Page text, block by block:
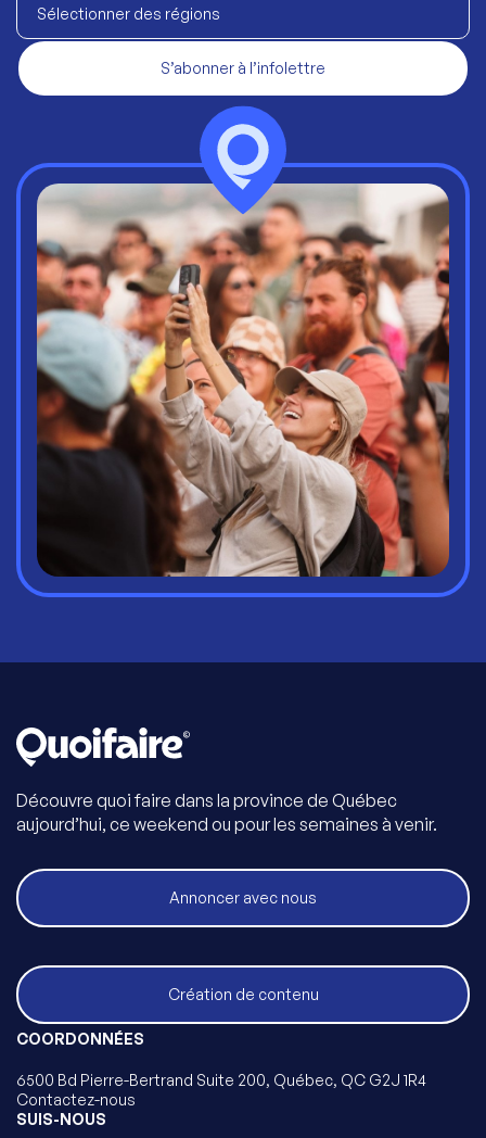
Sélectionner des régions
S’abonner à l’infolettre
Découvre quoi faire dans la province de Québec
aujourd’hui, ce weekend ou pour les semaines à venir.
Annoncer avec nous
Création de contenu
COORDONNÉES
6500 Bd Pierre-Bertrand Suite 200, Québec, QC G2J 1R4
Contactez-nous
SUIS-NOUS